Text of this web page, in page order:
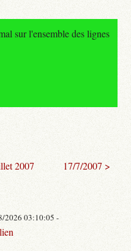
sur l'ensemble des lignes
2007 17/7/2007 >
2026 03:10:05 -